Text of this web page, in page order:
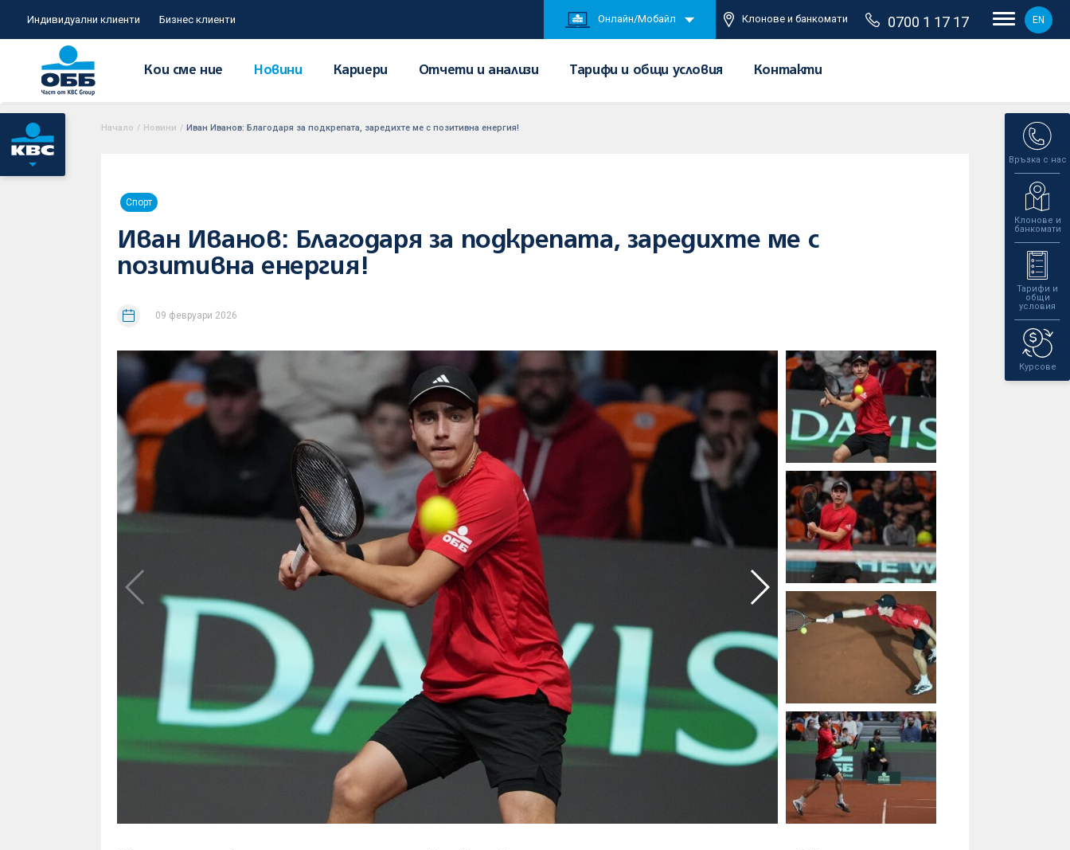
Индивидуални клиенти Бизнес клиенти Онлайн/Мобайл Клонове и банкомати 0700 1 17 17 EN
Кои сме ние Новини Кариери Отчети и анализи Тарифи и общи условия Контакти
Връзка с нас
Клонове и
банкомати
Тарифи и
общи
условия
Курсове
Начало / Новини / Иван Иванов: Благодаря за подкрепата, заредихте ме с позитивна енергия!
Спорт
Иван Иванов: Благодаря за подкрепата, заредихте ме с
позитивна енергия!
09 февруари 2026